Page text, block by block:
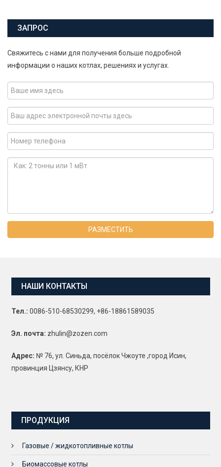
ЗАПРОС
Свяжитесь с нами для получения больше подробной
информации о наших котлах, решениях и услугах.
РАЗМЕСТИТЬ
НАШИ КОНТАКТЫ
Тел.: 0086-510-68530299, +86-18861589035
Эл. почта: zhulin@zozen.com
Адрес: № 76, ул. Синьда, посёлок Чжоуте ,город Исин,
провинция Цзянсу, КНР
ПРОДУКЦИЯ
Газовые / жидкотопливные котлы
Биомассовые котлы